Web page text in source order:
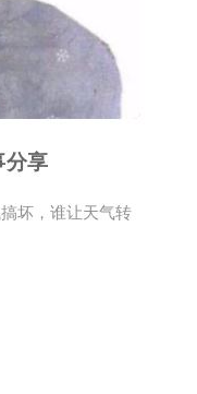
分享
坏，谁让天气转